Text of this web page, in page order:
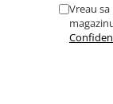
Accesorii
Scaune
Vreau